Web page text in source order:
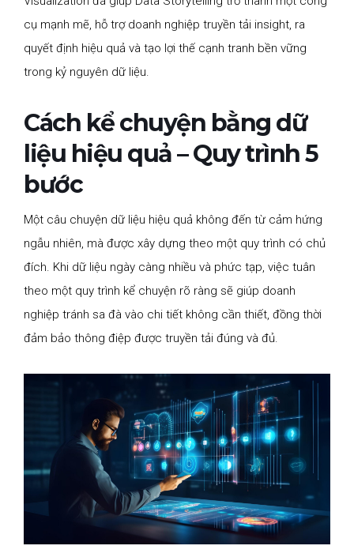
cụ mạnh mẽ, hỗ trợ doanh nghiệp truyền tải insight, ra
quyết định hiệu quả và tạo lợi thế cạnh tranh bền vững
trong kỷ nguyên dữ liệu.
Cách kể chuyện bằng dữ
liệu hiệu quả – Quy trình 5
bước
Một câu chuyện dữ liệu hiệu quả không đến từ cảm hứng
ngẫu nhiên, mà được xây dựng theo một quy trình có chủ
đích. Khi dữ liệu ngày càng nhiều và phức tạp, việc tuân
theo một quy trình kể chuyện rõ ràng sẽ giúp doanh
nghiệp tránh sa đà vào chi tiết không cần thiết, đồng thời
đảm bảo thông điệp được truyền tải đúng và đủ.